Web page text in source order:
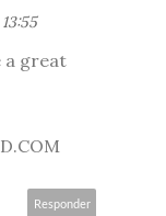
a great
Responder